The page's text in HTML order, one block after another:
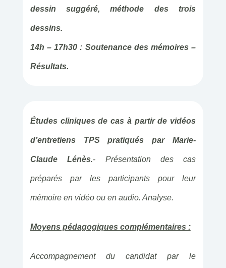
dessin suggéré, méthode des trois
dessins.
14h – 17h30 : Soutenance des mémoires –
Résultats.
Études cliniques de cas à partir de vidéos
d’entretiens TPS pratiqués par Marie-
Claude Lénès.- Présentation des cas
préparés par les participants pour leur
mémoire en vidéo ou en audio. Analyse.
Moyens pédagogiques complémentaires :
Accompagnement du candidat par le